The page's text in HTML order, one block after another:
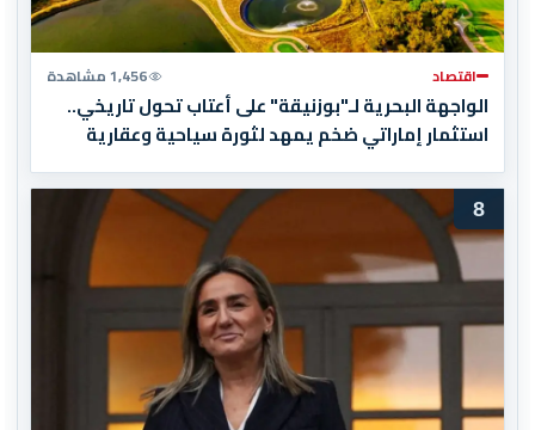
اقتصاد 1,456 مشاهدة
الواجهة البحرية لـ"بوزنيقة" على أعتاب تحول تاريخي..
استثمار إماراتي ضخم يمهد لثورة سياحية وعقارية
8